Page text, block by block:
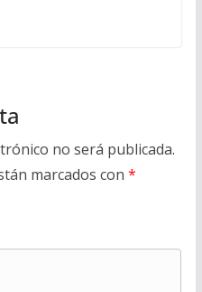
no será publicada.
marcados con *